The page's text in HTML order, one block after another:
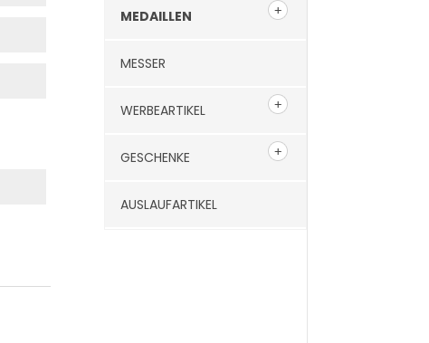
MEDAILLEN
MESSER
WERBEARTIKEL
GESCHENKE
AUSLAUFARTIKEL